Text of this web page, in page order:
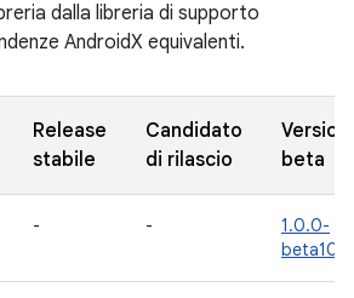
dalla libreria di supporto
AndroidX equivalenti.
Release
stabile
Candidato
di rilascio
beta
- -
1.0.0-
beta10